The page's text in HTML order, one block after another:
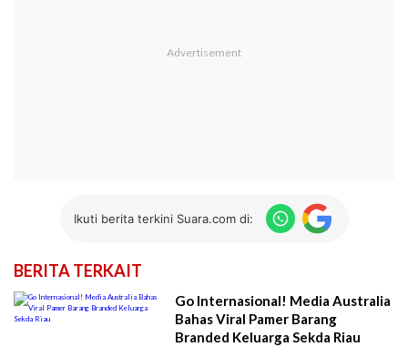
Ikuti berita terkini Suara.com di:
BERITA TERKAIT
Go Internasional! Media Australia
Bahas Viral Pamer Barang
Branded Keluarga Sekda Riau